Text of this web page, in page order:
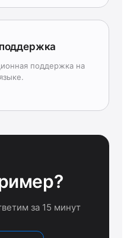
поддержка на
за 15 минут